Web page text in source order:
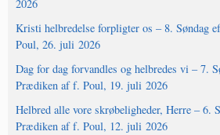
2026
Kristi helbredelse forpligter os – 8. Søndag
Poul, 26. juli 2026
Dag for dag forvandles og helbredes vi – 7.
Prædiken af f. Poul, 19. juli 2026
Helbred alle vore skrøbeligheder, Herre – 6.
Prædiken af f. Poul, 12. juli 2026